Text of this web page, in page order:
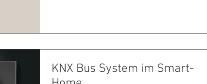
KNX Bus System im Smart-